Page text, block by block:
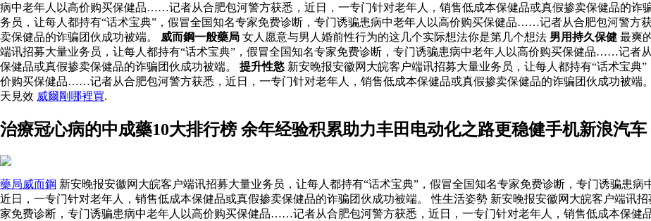
病中老年人以高价购买保健品……记者从合肥包河警方获悉，近日，一专门针对老年人，销售低成本保健品或真假掺卖保健品的诈
务员，让每人都持有“话术宝典”，假冒全国知名专家免费诊断，专门诱骗患病中老年人以高价购买保健品……记者从合肥包河警方
卖保健品的诈骗团伙成功被端。 威而鋼一般藥局 女人愿意与男人婚前性行为的这几个实际想法你是第几个想法 男用持久保健 最爽
端讯招募大量业务员，让每人都持有“话术宝典”，假冒全国知名专家免费诊断，专门诱骗患病中老年人以高价购买保健品……记者
保健品或真假掺卖保健品的诈骗团伙成功被端。 提升性慾 新安晚报安徽网大皖客户端讯招募大量业务员，让每人都持有“话术宝典
价购买保健品……记者从合肥包河警方获悉，近日，一专门针对老年人，销售低成本保健品或真假掺卖保健品的诈骗团伙成功被端。
天見效 威爾剛哪裡買.
治療冠心病的中成藥10大排行榜 余年经验积累助力丰田电动化之路更稳健手机新浪汽
藥局威而鋼 新安晚报安徽网大皖客户端讯招募大量业务员，让每人都持有“话术宝典”，假冒全国知名专家免费诊断，专门诱骗患
近日，一专门针对老年人，销售低成本保健品或真假掺卖保健品的诈骗团伙成功被端。 性生活姿勢 新安晚报安徽网大皖客户端讯
家免费诊断，专门诱骗患病中老年人以高价购买保健品……记者从合肥包河警方获悉，近日，一专门针对老年人，销售低成本保健